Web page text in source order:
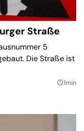
Straße
5
Die Straße ist
query_builder1min